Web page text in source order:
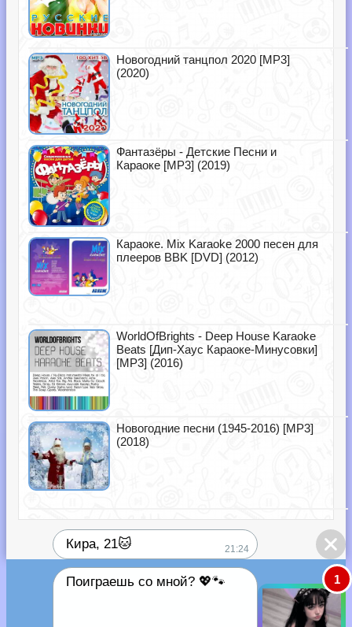
Новогодний танцпол 2020 [MP3]
(2020)
Фантазёры - Детские Песни и
Караоке [MP3] (2019)
Караоке. Mix Karaoke 2000 песен для
плееров BBK [DVD] (2012)
WorldOfBrights - Deep House Karaoke
Beats [Дип-Хаус Караоке-Минусовки]
[MP3] (2016)
Новогодние песни (1945-2016) [MP3]
(2018)
Кира, 21🐱 21:24
Поиграешь со мной? 💖🐾 1